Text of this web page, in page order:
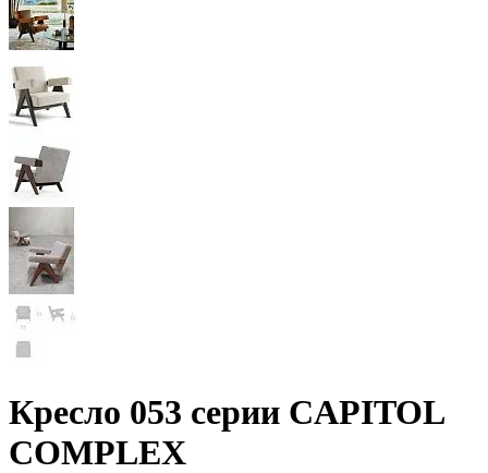
Кресло 053 серии CAPITOL
COMPLEX